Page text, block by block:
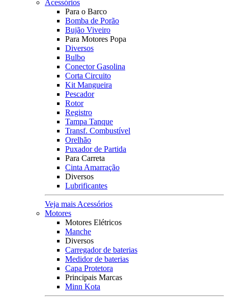
Acessórios
Para o Barco
Bomba de Porão
Bujão Viveiro
Para Motores Popa
Diversos
Bulbo
Conector Gasolina
Corta Circuito
Kit Mangueira
Pescador
Rotor
Registro
Tampa Tanque
Transf. Combustível
Orelhão
Puxador de Partida
Para Carreta
Cinta Amarração
Diversos
Lubrificantes
Veja mais Acessórios
Motores
Motores Elétricos
Manche
Diversos
Carregador de baterias
Medidor de baterias
Capa Protetora
Principais Marcas
Minn Kota